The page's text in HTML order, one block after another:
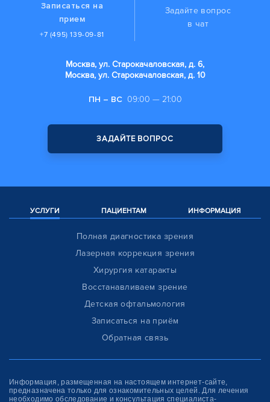
Записаться на
прием
+7 (495) 139-09-81
Задайте вопрос
в чат
Москва, ул. Старокачаловская, д. 6,
Москва, ул. Старокачаловская, д. 10
ПН – ВС 09:00 — 21:00
ЗАДАЙТЕ ВОПРОС
УСЛУГИ ПАЦИЕНТАМ ИНФОРМАЦИЯ
Полная диагностика зрения
Лазерная коррекция зрения
Хирургия катаракты
Восстанавливаем зрение
Детская офтальмология
Записаться на приём
Обратная связь
Информация, размещенная на настоящем интернет-сайте,
предназначена только для ознакомитель­ных целей. Для лечения
необходимо обследование и консультация специалиста-